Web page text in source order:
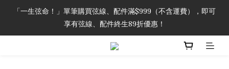
「一生弦命！」單筆購買弦線、配件滿$999（不含運費），即可
享有弦線、配件終生89折優惠！
「一生弦命！」單筆購買弦線、配件滿$999（不含運費），即可
享有弦線、配件終生89折優惠！
加入會員即領2000元購物金。 加入購物車查看更多折扣！